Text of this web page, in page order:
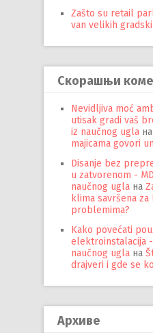
Zašto su retail
van velikih
Скорашњи
Nevidljiva moć
utisak gradi vaš
iz naučnog ugla на
majicama govori
Disanje bez
u zatvorenom -
naučnog ugla на
klima savršena
problemima?
Kako povećati
elektroinstalacija
naučnog ugla на
drajveri i gde se
Архиве